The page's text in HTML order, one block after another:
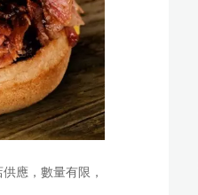
應，數量有限，